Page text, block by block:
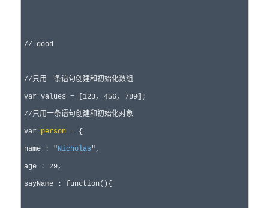
// good
//只用一条语句创建和初始化数组
var values = [123, 456, 789
//只用一条语句创建和初始化对象
var person = {
name : "Nicholas" ,
age : 29,
sayName : function(){